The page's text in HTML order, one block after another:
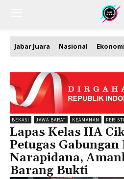
Jabar Juara Nasional Ekonomi
BEKASI JAWA BARAT KEAMANAN
Lapas Kelas IIA
Petugas
Narapidana,
Barang Bukti